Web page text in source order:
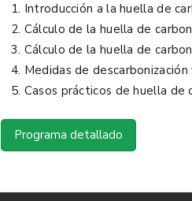
Introducción a la huella de
Cálculo de la huella de
Cálculo de la huella de
Medidas de
Casos prácticos de huella de
Programa detallado